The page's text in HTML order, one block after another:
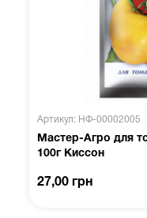
Артикул: НФ-00002005
Мастер-Агро для
100г Киссон
27,00 грн